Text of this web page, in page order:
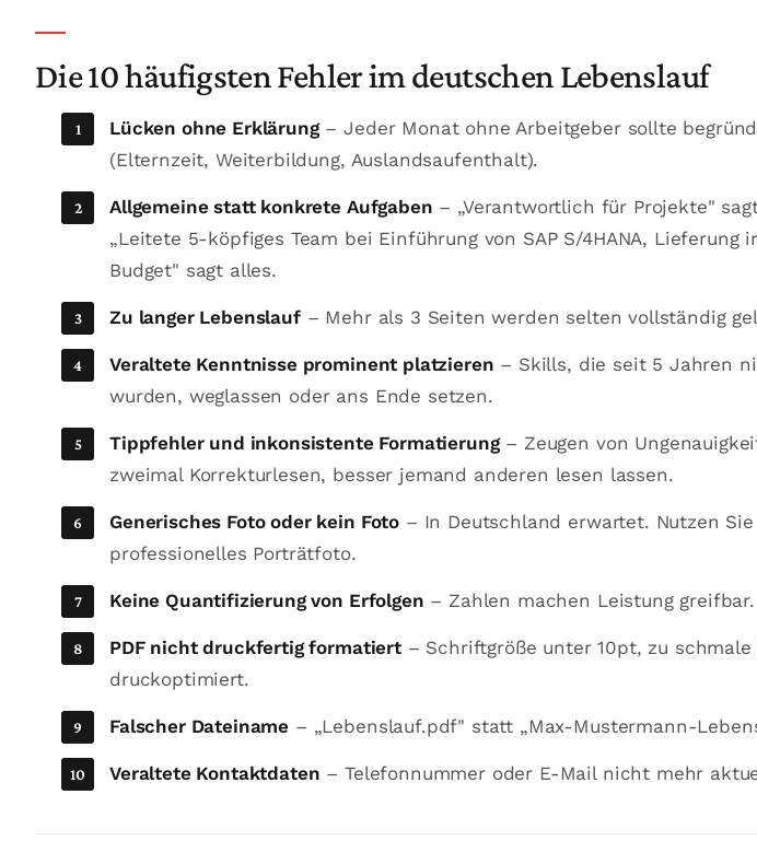
Die 10 häufigsten Fehler im deutschen Lebenslauf
Lücken ohne Erklärung– Jeder Monat ohne Arbeitgeber sollte
(Elternzeit, Weiterbildung, Auslandsaufenthalt).
Allgemeine statt konkrete Aufgaben – „Verantwortlich für Projekte"
„Leitete 5-köpfiges Team bei Einführung von SAP S/4HANA, Lieferung
Budget" sagt alles.
Zu langer Lebenslauf– Mehr als 3 Seiten werden selten vollständig
Veraltete Kenntnisse prominent platzieren – Skills, die seit 5 Jahren
wurden, weglassen oder ans Ende setzen.
Tippfehler und inkonsistente Formatierung– Zeugen von
zweimal Korrekturlesen, besser jemand anderen lesen lassen.
Generisches Foto oder kein Foto – In Deutschland erwartet. Nutzen Sie
professionelles Porträtfoto.
Keine Quantifizierung von Erfolgen – Zahlen machen Leistung greifbar.
PDF nicht druckfertig formatiert– Schriftgröße unter 10pt, zu schmale
druckoptimiert.
Falscher Dateiname – „Lebenslauf.pdf" statt „Max-Mustermann-
Veraltete Kontaktdaten – Telefonnummer oder E-Mail nicht mehr